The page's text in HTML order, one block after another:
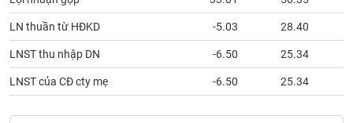
LN thuần từ HĐKD -5.03 28.40
LNST thu nhập DN -6.50 25.34
LNST của CĐ cty mẹ -6.50 25.34
đạo
(-)
Tất cả Người nội bộ Người liên quan Cổ đông lớn
Tin
tức